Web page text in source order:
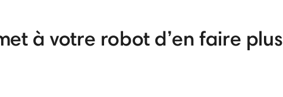
à votre robot d’en faire plus